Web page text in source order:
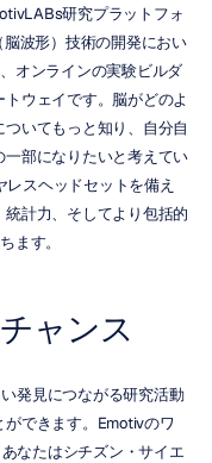
研究プラットフォ
波形）技術の開発におい
オンラインの実験ビルダ
ウェイです。脳がどのよ
いてもっと知り、自分自
部になりたいと考えてい
スヘッドセットを備え
計力、そしてより包括的
ます。
ャンス
発見につながる研究活動
できます。Emotivのワ
なたはシチズン・サイエ